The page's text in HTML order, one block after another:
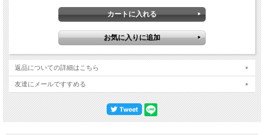
返品についての詳細はこちら
友達にメールですすめる